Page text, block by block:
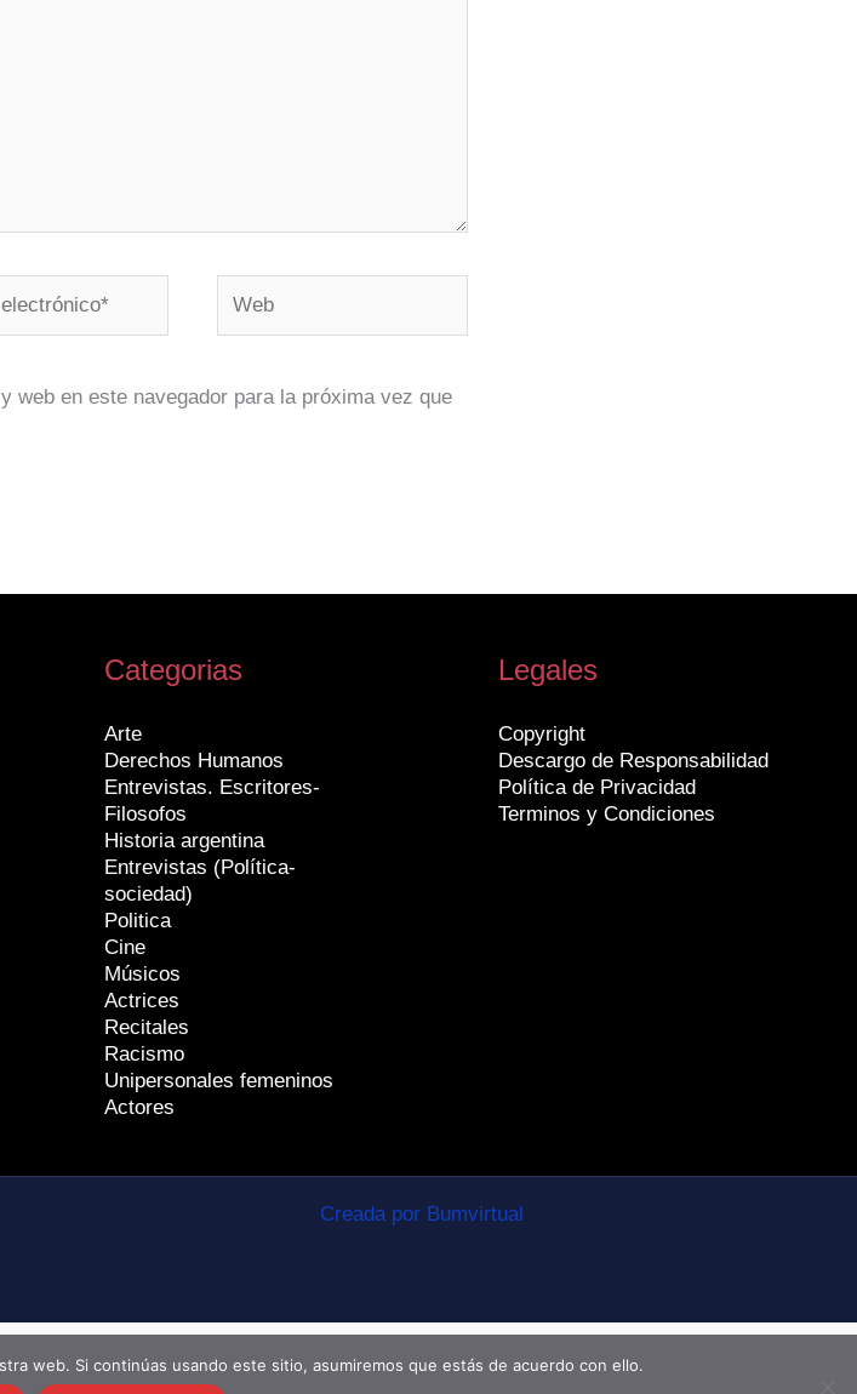
web en este navegador para la próxima vez que
Categorias
Arte
Derechos Humanos
Entrevistas. Escritores-
Filosofos
Historia argentina
Entrevistas (Política-
sociedad)
Politica
Cine
Músicos
Actrices
Recitales
Racismo
Unipersonales femeninos
Actores
Legales
Copyright
Descargo de Responsabilidad
Política de Privacidad
Terminos y Condiciones
Creada por Bumvirtual
web. Si continúas usando este sitio, asumiremos que estás de acuerdo con ello.